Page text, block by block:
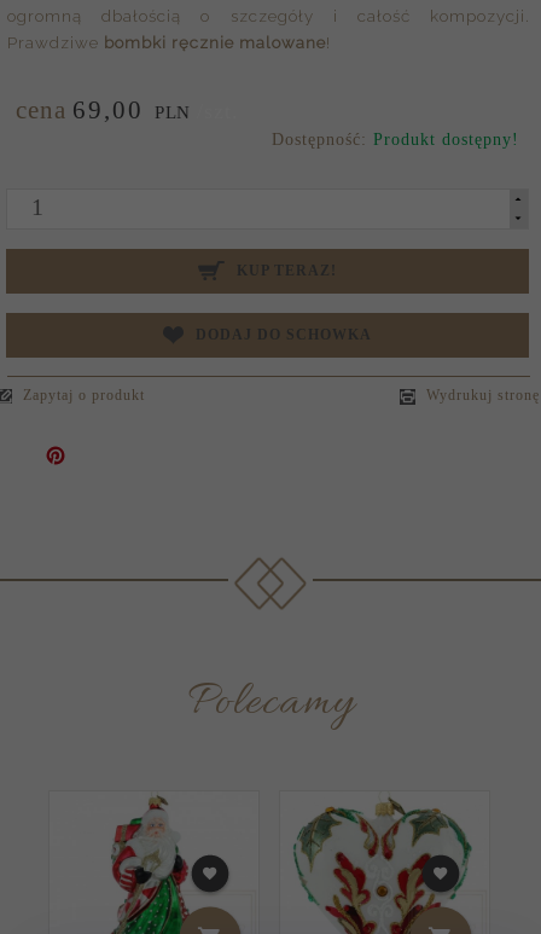
ogromną dbałością o szczegóły i całość kompozycji.
Prawdziwe bombki ręcznie malowane!
cena 69,00 PLN
Dostępność: Produkt dostępny!
KUP TERAZ!
DODAJ DO SCHOWKA
Zapytaj o produkt Wydrukuj stronę
Polecamy